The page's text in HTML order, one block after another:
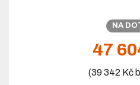
NA
47
(39 342 Kč